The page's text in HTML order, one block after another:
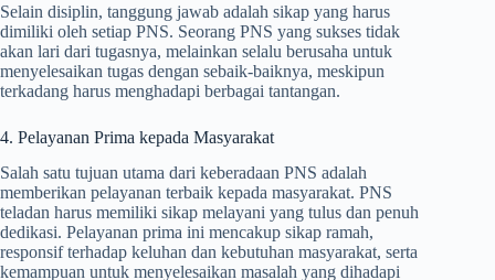
Selain disiplin, tanggung jawab adalah sikap yang harus
dimiliki oleh setiap PNS. Seorang PNS yang sukses tidak
akan lari dari tugasnya, melainkan selalu berusaha untuk
menyelesaikan tugas dengan sebaik-baiknya, meskipun
terkadang harus menghadapi berbagai tantangan.
4. Pelayanan Prima kepada Masyarakat
Salah satu tujuan utama dari keberadaan PNS adalah
memberikan pelayanan terbaik kepada masyarakat. PNS
teladan harus memiliki sikap melayani yang tulus dan penuh
dedikasi. Pelayanan prima ini mencakup sikap ramah,
responsif terhadap keluhan dan kebutuhan masyarakat, serta
kemampuan untuk menyelesaikan masalah yang dihadapi